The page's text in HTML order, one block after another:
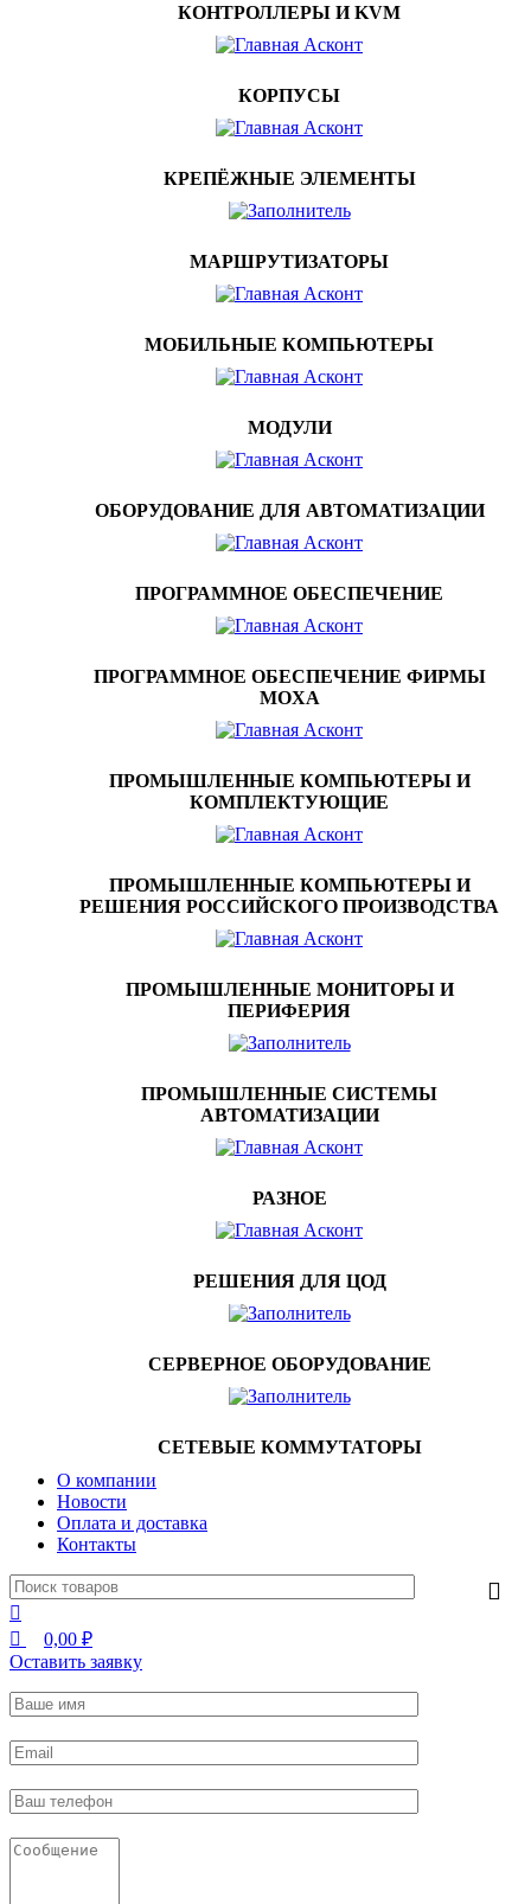
КОНТРОЛЛЕРЫ И KVM
КОРПУСЫ
КРЕПЁЖНЫЕ ЭЛЕМЕНТЫ
МАРШРУТИЗАТОРЫ
МОБИЛЬНЫЕ КОМПЬЮТЕРЫ
МОДУЛИ
ОБОРУДОВАНИЕ ДЛЯ АВТОМАТИЗАЦИИ
ПРОГРАММНОЕ ОБЕСПЕЧЕНИЕ
ПРОГРАММНОЕ ОБЕСПЕЧЕНИЕ ФИРМЫ
MOXA
ПРОМЫШЛЕННЫЕ КОМПЬЮТЕРЫ И
КОМПЛЕКТУЮЩИЕ
ПРОМЫШЛЕННЫЕ КОМПЬЮТЕРЫ И
РЕШЕНИЯ РОССИЙСКОГО ПРОИЗВОДСТВА
ПРОМЫШЛЕННЫЕ МОНИТОРЫ И
ПЕРИФЕРИЯ
ПРОМЫШЛЕННЫЕ СИСТЕМЫ
АВТОМАТИЗАЦИИ
РАЗНОЕ
РЕШЕНИЯ ДЛЯ ЦОД
СЕРВЕРНОЕ ОБОРУДОВАНИЕ
СЕТЕВЫЕ КОММУТАТОРЫ
О компании
Новости
Оплата и доставка
Контакты
0,00 ₽
Оставить заявку